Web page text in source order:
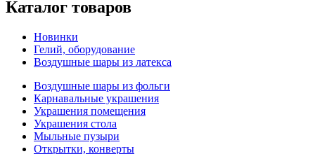
Каталог товаров
Новинки
Гелий, оборудование
Воздушные шары из латекса
Воздушные шары из фольги
Карнавальные украшения
Украшения помещения
Украшения стола
Мыльные пузыри
Открытки, конверты